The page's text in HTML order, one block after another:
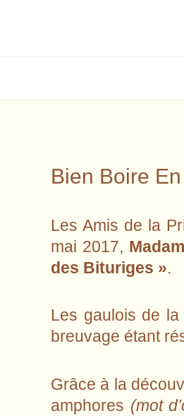
Bien Boire
Les Amis de la
mai 2017,
des Bituriges ».
Les gaulois de la
breuvage étant
Grâce à la
amphores (mot